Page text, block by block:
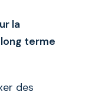
la
terme
des